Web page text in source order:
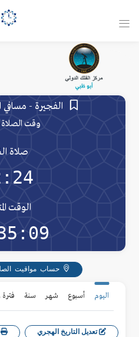
الفجيرة - مسافي
وقت الصلاة
صلاة
الوقت
اليوم أسبوع شهر سنة فترة
تعديل التاريخ الهجري